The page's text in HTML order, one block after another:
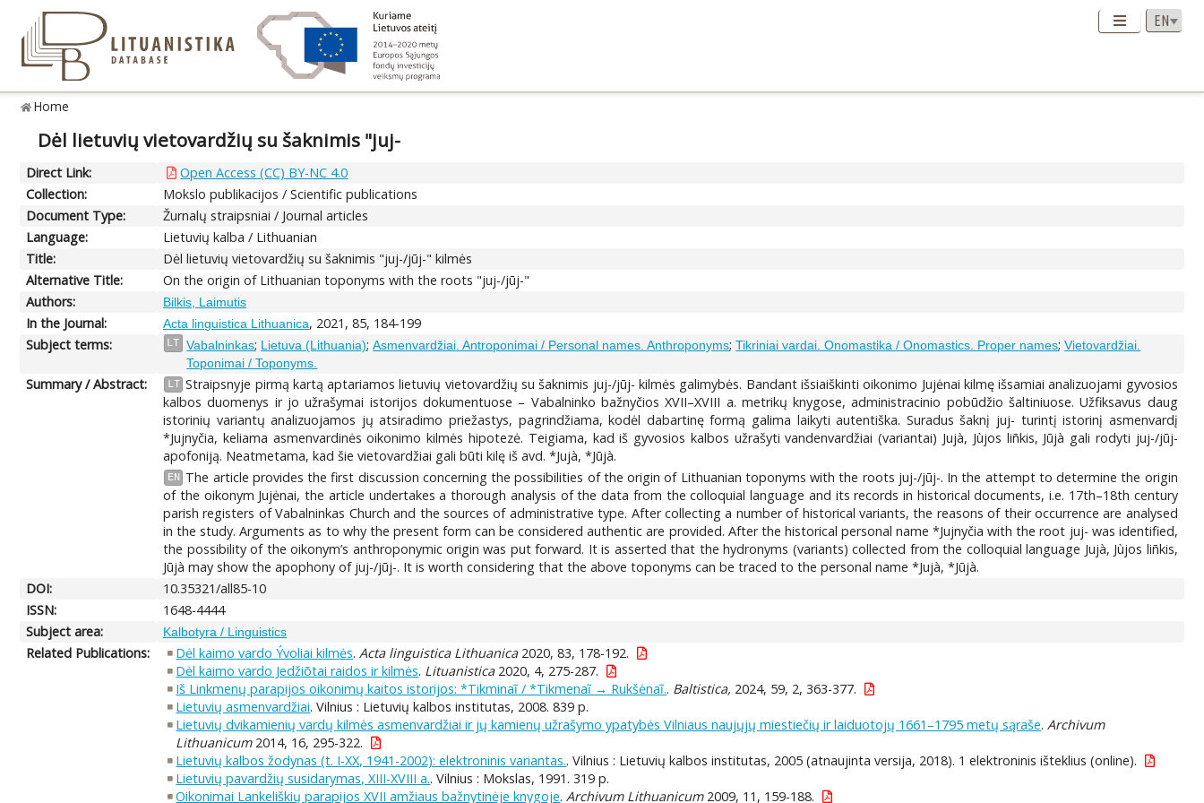
Home
Dėl lietuvių vietovardžių su šaknimis "juj-
Direct Link:
Open Access (CC) BY-NC 4.0
Collection:
Mokslo publikacijos / Scientific publications
Document Type:
Žurnalų straipsniai / Journal articles
Language:
Lietuvių kalba / Lithuanian
Title:
Dėl lietuvių vietovardžių su šaknimis "juj-/jūj-" kilmės
Alternative Title:
On the origin of Lithuanian toponyms with the roots "juj-/jūj-"
Authors:
Bilkis, Laimutis
In the Journal: Acta linguistica Lithuanica, 2021, 85, 184-199
Subject terms:
LT Vabalninkas; Lietuva (Lithuania);Asmenvardžiai. Antroponimai / Personal names. Anthroponyms;Tikriniai vardai. Onomastika / Onomastics. Proper names;Vietovardžiai.
Toponimai / Toponyms.
Summary / Abstract: LT Straipsnyje pirmą kartą aptariamos lietuvių vietovardžių su šaknimis juj-/jūj- kilmės galimybės. Bandant išsiaiškinti oikonimo Jujėnai kilmę išsamiai analizuojami gyvosios
kalbos duomenys ir jo užrašymai istorijos dokumentuose – Vabalninko bažnyčios XVII–XVIII a. metrikų knygose, administracinio pobūdžio šaltiniuose. Užfiksavus daug
istorinių variantų analizuojamos jų atsiradimo priežastys, pagrindžiama, kodėl dabartinę formą galima laikyti autentiška. Suradus šaknį juj- turintį istorinį asmenvardį
*Jujnyčia, keliama asmenvardinės oikonimo kilmės hipotezė. Teigiama, kad iš gyvosios kalbos užrašyti vandenvardžiai (variantai) Jujà, Jùjos liñkis, Jūjà gali rodyti juj-/jūj-
apofoniją. Neatmetama, kad šie vietovardžiai gali būti kilę iš avd. *Jujà, *Jūjà.
EN
The article provides the first discussion concerning the possibilities of the origin of Lithuanian toponyms with the roots juj-/jūj-. In the attempt to determine the origin
of the oikonym Jujėnai, the article undertakes a thorough analysis of the data from the colloquial language and its records in historical documents, i.e. 17th–18th century
parish registers of Vabalninkas Church and the sources of administrative type. After collecting a number of historical variants, the reasons of their occurrence are analysed
in the study. Arguments as to why the present form can be considered authentic are provided. After the historical personal name *Jujnyčia with the root juj- was identified,
the possibility of the oikonym’s anthroponymic origin was put forward. It is asserted that the hydronyms (variants) collected from the colloquial language Jujà, Jùjos liñkis,
Jūjà may show the apophony of juj-/jūj-. It is worth considering that the above toponyms can be traced to the personal name *Jujà, *Jūjà.
DOI:
10.35321/all85-10
ISSN:
1648-4444
Subject area:
Kalbotyra / Linguistics
Related Publications: Dėl kaimo vardo Ývoliai kilmės. Acta linguistica Lithuanica2020, 83, 178-192.
Dėl kaimo vardo Jedžiõtai raidos ir kilmės. Lituanistica2020, 4, 275-287.
Iš Linkmenų parapijos oikonimų kaitos istorijos: *Tikminaĩ / *Tikmenaĩ → Rukšėnaĩ.. Baltistica, 2024, 59, 2, 363-377.
Lietuvių asmenvardžiai. Vilnius : Lietuvių kalbos institutas, 2008. 839 p.
Lietuvių dvikamienių vardų kilmės asmenvardžiai ir jų kamienų užrašymo ypatybės Vilniaus naujųjų miestiečių ir laiduotojų 1661–1795 metų sąraše. Archivum
Lithuanicum2014, 16, 295-322.
Lietuvių kalbos žodynas (t. I-XX, 1941-2002): elektroninis variantas.. Vilnius : Lietuvių kalbos institutas, 2005 (atnaujinta versija, 2018). 1 elektroninis išteklius (online).
Lietuvių pavardžių susidarymas, XIII-XVIII a.. Vilnius : Mokslas, 1991. 319 p.
Oikonimai Lankeliškių parapijos XVII amžiaus bažnytinėje knygoje. Archivum Lithuanicum2009, 11, 159-188.